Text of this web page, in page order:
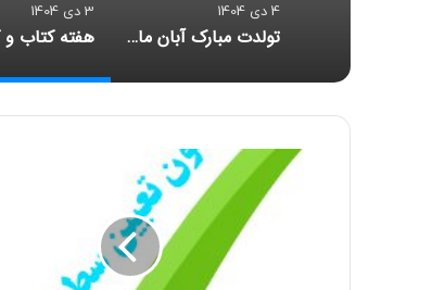
4 دی 1404
تولدت مبارک آبان ماهی قشنگم
3 دی 1404